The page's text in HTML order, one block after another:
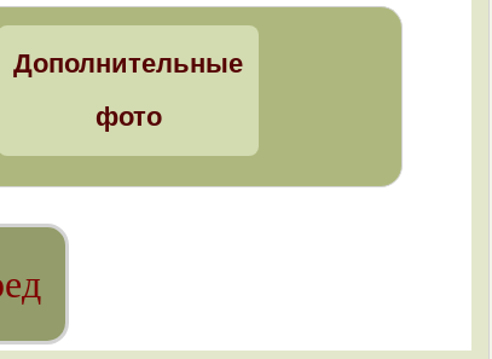
Дополнительные
фото